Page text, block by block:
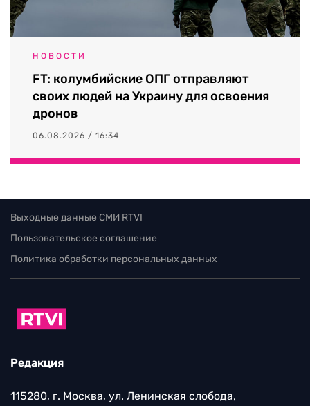
НОВОСТИ
FT: колумбийские ОПГ отправляют
своих людей на Украину для освоения
дронов
06.08.2026 / 16:34
Выходные данные СМИ RTVI
Пользовательское соглашение
Политика обработки персональных данных
Редакция
115280, г. Москва, ул. Ленинская слобода,